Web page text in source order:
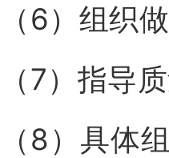
（6）组织
（7）指导
（8）具体